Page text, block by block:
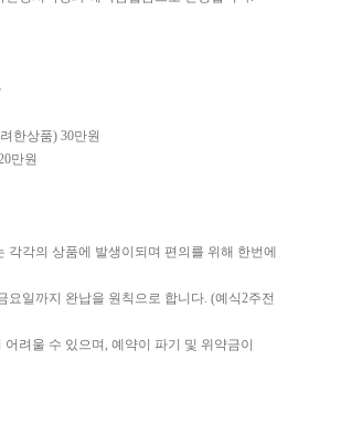
한상품) 30만원
만원
각각의 상품에 발생이되며 편의를 위해 한번에
요일까지 완납을 원칙으로 합니다. (예식2주전
려울 수 있으며, 예약이 파기 및 위약금이